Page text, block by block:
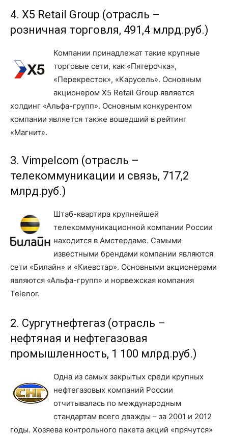
4. X5 Retail Group (отрасль –
розничная торговля, 491,4 млрд.руб.)
Компании принадлежат такие крупные
торговые сети, как «Пятерочка»,
«Перекресток», «Карусель». Основным
акционером X5 Retail Group является
холдинг «Альфа-групп». Основным конкурентом
компании является также вошедший в рейтинг
«Магнит».
3. Vimpelcom (отрасль –
телекоммуникации и связь, 717,2
млрд.руб.)
Штаб-квартира крупнейшей
телекоммуникационной компании России
находится в Амстердаме. Самыми
известными брендами компании являются
сети «Билайн» и «Киевстар». Основными акционерами
являются «Альфа-групп» и норвежская компания
Telenor.
2. Сургутнефтегаз (отрасль –
нефтяная и нефтегазовая
промышленность, 1 100 млрд.руб.)
Одна из самых закрытых среди крупных
нефтегазовых компаний России
отчитывалась по международным
стандартам всего дважды – за 2001 и 2012
годы. Хозяева контрольного пакета акций «прячутся»